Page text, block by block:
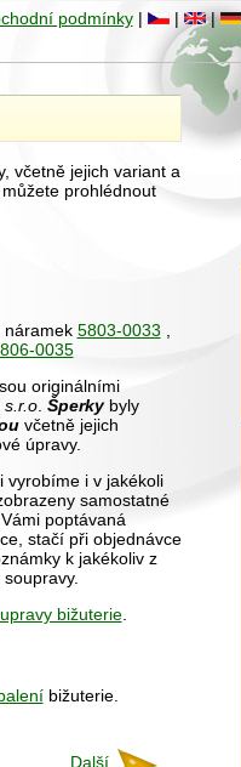
podmínky| | |
včetně jejich variant a
prohlédnout
náramek 5803-0033 ,
0035
originálními
s.r.o. Šperky byly
včetně jejich
úpravy.
vyrobíme i v jakékoli
samostatné
poptávaná
stačí při objednávce
k jakékoliv z
bižuterie.
bižuterie.
Další